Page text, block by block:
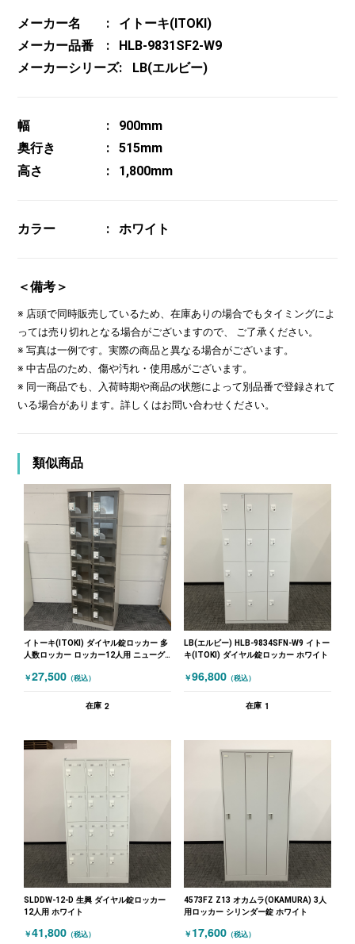
メーカー名
イトーキ(ITOKI)
メーカー品番
HLB-9831SF2-W9
メーカーシリーズ
LB(エルビー)
幅
900mm
奥行き
515mm
高さ
1,800mm
カラー ホワイト
＜備考＞
※ 店頭で同時販売しているため、在庫ありの場合でもタイミングによ
っては売り切れとなる場合がございますので、 ご了承ください。
※ 写真は一例です。実際の商品と異なる場合がございます。
※ 中古品のため、傷や汚れ・使用感がございます。
※ 同一商品でも、入荷時期や商品の状態によって別品番で登録されて
いる場合があります。詳しくはお問い合わせください。
類似商品
イトーキ(ITOKI) ダイヤル錠ロッカー 多
人数ロッカー ロッカー12人用 ニューグ
￥27,500 （税込）
在庫 2
LB(エルビー) HLB-9834SFN-W9 イトー
キ(ITOKI) ダイヤル錠ロッカー ホワイト
￥96,800 （税込）
在庫 1
SLDDW-12-D 生興 ダイヤル錠ロッカー
12人用 ホワイト
￥41,800 （税込）
4573FZ Z13 オカムラ(OKAMURA) 3人
用ロッカー シリンダー錠 ホワイト
￥ 17,600 （税込）